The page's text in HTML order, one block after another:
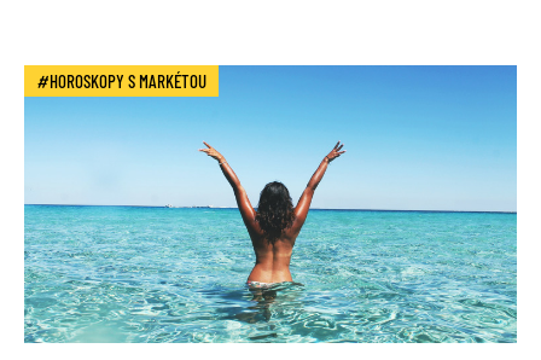
HOROSKOPY S MARKÉTOU